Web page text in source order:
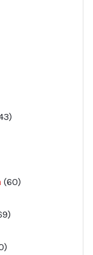
produkter
60
produkter
produkter